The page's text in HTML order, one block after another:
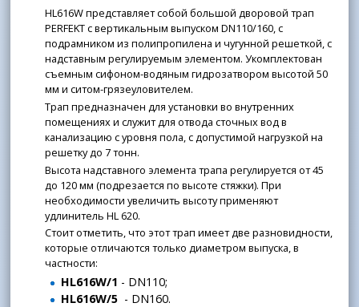
HL616W представляет собой большой дворовой трап
PERFEKT с вертикальным выпуском DN110/160, с
подрамником из полипропилена и чугунной решеткой, с
надставным регулируемым элементом. Укомплектован
съемным сифоном-водяным гидрозатвором высотой 50
мм и ситом-грязеуловителем.
Трап предназначен для установки во внутренних
помещениях и служит для отвода сточных вод в
канализацию с уровня пола, с допустимой нагрузкой на
решетку до 7 тонн.
Высота надставного элемента трапа регулируется от 45
до 120 мм (подрезается по высоте стяжки). При
необходимости увеличить высоту применяют
удлинитель HL 620.
Стоит отметить, что этот трап имеет две разновидности,
которые отличаются только диаметром выпуска, в
частности:
HL616W/1 - DN110;
HL616W/5- DN160.